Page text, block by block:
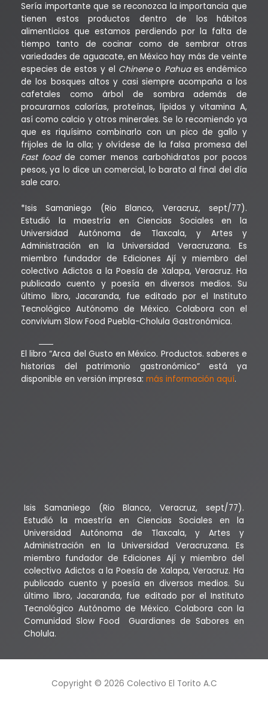
Sería importante que se reconozca la importancia que
tienen estos productos dentro de los hábitos
alimenticios que estamos perdiendo por la falta de
tiempo tanto de cocinar como de sembrar otras
variedades de aguacate, en México hay más de veinte
especies de estos y el Chineneo Pahuaes endémico
de los bosques altos y casi siempre acompaña a los
cafetales como árbol de sombra además de
procurarnos calorías, proteínas, lípidos y vitamina A,
así como calcio y otros minerales. Se lo recomiendo ya
que es riquísimo combinarlo con un pico de gallo y
frijoles de la olla; y olvídese de la falsa promesa del
Fast foodde comer menos carbohidratos por pocos
pesos, ya lo dice un comercial, lo barato al final del día
sale caro.
*Isis Samaniego (Rio Blanco, Veracruz, sept/77).
Estudió la maestría en Ciencias Sociales en la
Universidad Autónoma de Tlaxcala, y Artes y
Administración en la Universidad Veracruzana. Es
miembro fundador de Ediciones Ají y miembro del
colectivo Adictos a la Poesía de Xalapa, Veracruz. Ha
publicado cuento y poesía en diversos medios. Su
último libro, Jacaranda, fue editado por el Instituto
Tecnológico Autónomo de México. Colabora con el
convivium Slow Food Puebla-Cholula Gastronómica.
El libro “Arca del Gusto en México. Productos. saberes e
historias del patrimonio gastronómico” está ya
disponible en versión impresa: más información aquí.
Isis Samaniego (Rio Blanco, Veracruz, sept/77).
Estudió la maestría en Ciencias Sociales en la
Universidad Autónoma de Tlaxcala, y Artes y
Administración en la Universidad Veracruzana. Es
miembro fundador de Ediciones Ají y miembro del
colectivo Adictos a la Poesía de Xalapa, Veracruz. Ha
publicado cuento y poesía en diversos medios. Su
último libro, Jacaranda, fue editado por el Instituto
Tecnológico Autónomo de México. Colabora con la
Comunidad Slow Food Guardianes de Sabores en
Cholula.
Copyright © 2026 Colectivo El Torito A.C